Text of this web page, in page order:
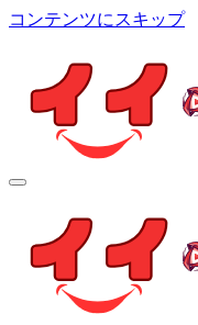
コンテンツにスキップ